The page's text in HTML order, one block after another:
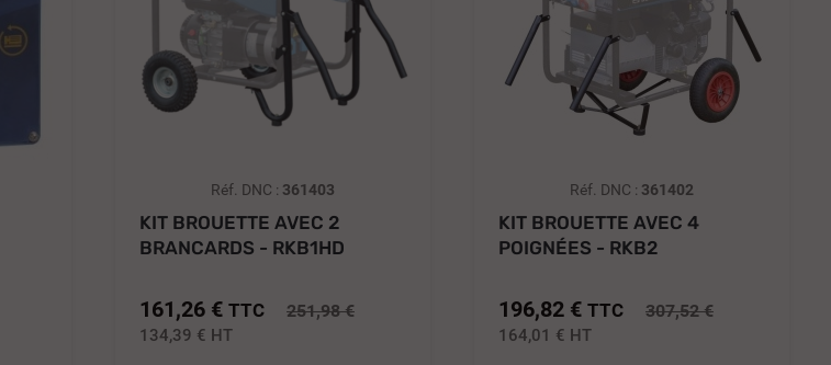
Réf. DNC : 361403
KIT BROUETTE AVEC 2
BRANCARDS - RKB1HD
161,26 € TTC 251,98 €
134,39 € HT
Réf. DNC : 361402
KIT BROUETTE AVEC 4
POIGNÉES - RKB2
196,82 € TTC 307,52 €
164,01 € HT